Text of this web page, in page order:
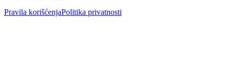
Pravila korišćenjaPolitika privatnosti